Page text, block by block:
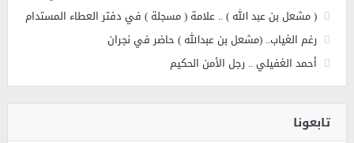
( مشعل بن عبد الله ) .. علامة ( مسجلة ) في دفتر العطاء المستدام
رغم الغياب.. (مشعل بن عبدالله ) حاضر في نجران
أحمد الغفيلي .. رجل الأمن الحكيم
تابعونا